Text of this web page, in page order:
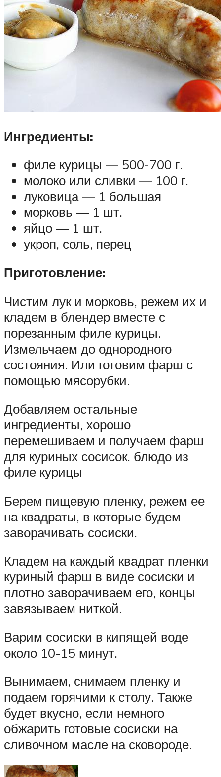
Ингредиенты:
филе курицы — 500-700 г.
молоко или сливки — 100 г.
луковица — 1 большая
морковь — 1 шт.
яйцо — 1 шт.
укроп, соль, перец
Приготовление:
Чистим лук и морковь, режем их и
кладем в блендер вместе с
порезанным филе курицы.
Измельчаем до однородного
состояния. Или готовим фарш с
помощью мясорубки.
Добавляем остальные
ингредиенты, хорошо
перемешиваем и получаем фарш
для куриных сосисок. блюдо из
филе курицы
Берем пищевую пленку, режем ее
на квадраты, в которые будем
заворачивать сосиски.
Кладем на каждый квадрат пленки
куриный фарш в виде сосиски и
плотно заворачиваем его, концы
завязываем ниткой.
Варим сосиски в кипящей воде
около 10-15 минут.
Вынимаем, снимаем пленку и
подаем горячими к столу. Также
будет вкусно, если немного
обжарить готовые сосиски на
сливочном масле на сковороде.